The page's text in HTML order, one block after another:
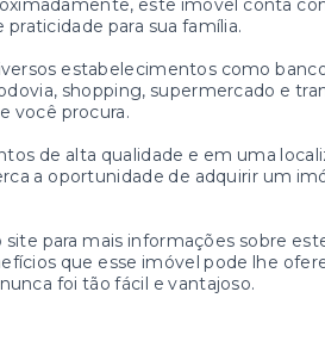
este imóvel conta
para sua família.
estabelecimentos como
shopping, supermercado e
você procura.
de alta qualidade e em uma
a oportunidade de adquirir um
para mais informações sobre
que esse imóvel pode lhe
foi tão fácil e vantajoso.